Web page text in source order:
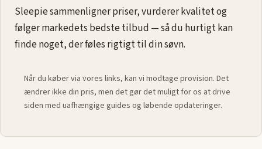
god bevægelsesfrihed under dynen. Kombinationen af rette
størrelse og varme egenskaber gør vinterdyner i 140x220 til et
populært valg til de kolde måneder.
Sleepie sammenligner priser, vurderer kvalitet og
følger markedets bedste tilbud — så du hurtigt kan
finde noget, der føles rigtigt til din søvn.
Når du køber via vores links, kan vi modtage provision. Det
ændrer ikke din pris, men det gør det muligt for os at drive
siden med uafhængige guides og løbende opdateringer.